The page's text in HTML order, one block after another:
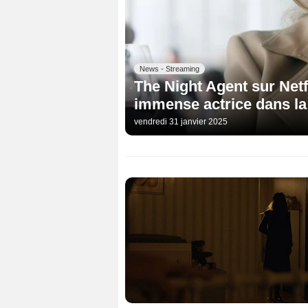
News - Streaming
The Night Agent sur
immense actrice dans
vendredi 31 janvier 2025